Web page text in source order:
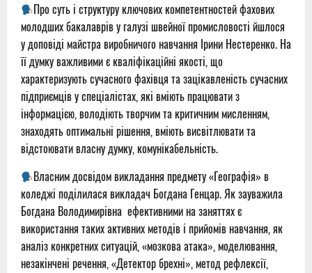
Про суть і структуру ключових компетентностей фахових
молодших бакалаврів у галузі швейної промисловості йшлося
у доповіді майстра виробничого навчання Ірини Нестеренко. На
її думку важливими є кваліфікаційні якості, що
характеризують сучасного фахівця та зацікавленість сучасних
підприємців у спеціалістах, які вміють працювати з
інформацією, володіють творчим та критичним мисленням,
знаходять оптимальні рішення, вміють висвітлювати та
відстоювати власну думку, комунікабельність.
Власним досвідом викладання предмету «Географія» в
коледжі поділилася викладач Богдана Генцар. Як зауважила
Богдана Володимирівна ефективними на заняттях є
використання таких активних методів і прийомів навчання, як
аналіз конкретних ситуацій, «мозкова атака», моделювання,
незакінчені речення, «Детектор брехні», метод рефлексії,